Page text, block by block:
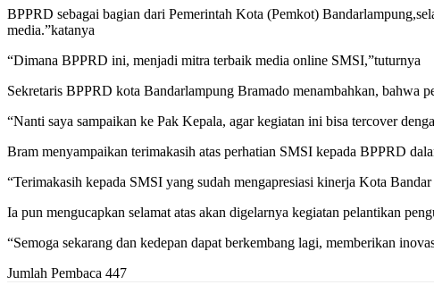
BPPRD sebagai bagian dari Pemerintah Kota (Pemkot)
media.”katanya
“Dimana BPPRD ini, menjadi mitra terbaik media online SMSI,”tuturnya
Sekretaris BPPRD kota Bandarlampung Bramado menambahkan,
“Nanti saya sampaikan ke Pak Kepala, agar kegiatan ini bisa tercover
Bram menyampaikan terimakasih atas perhatian SMSI kepada BPPRD
“Terimakasih kepada SMSI yang sudah mengapresiasi kinerja Kota
Ia pun mengucapkan selamat atas akan digelarnya kegiatan pelantikan
“Semoga sekarang dan kedepan dapat berkembang lagi, memberikan
Jumlah Pembaca 447